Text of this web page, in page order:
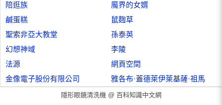
陪逛族
魔界的女婿
鹹蛋糕
鼠麴草
聖索非亞大教堂
孫泰英
幻想神域
李陵
法源
網頁空間
金像電子股份有限公司
雅各布·蓋德萊伊萊基薩·祖馬
隱形眼鏡清洗機 @ 百科知識中文網